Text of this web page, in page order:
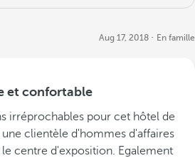
Aug 17, 2018 En famille
et confortable
irréprochables pour cet hôtel de
clientèle d'hommes d'affaires
centre d'exposition. Egalement